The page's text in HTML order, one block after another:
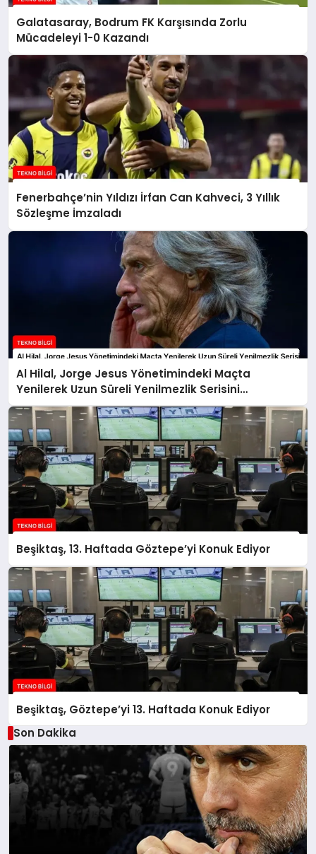
Galatasaray, Bodrum FK Karşısında Zorlu
Mücadeleyi 1-0 Kazandı
Fenerbahçe’nin Yıldızı İrfan Can Kahveci, 3 Yıllık
Sözleşme İmzaladı
Al Hilal, Jorge Jesus Yönetimindeki Maçta
Yenilerek Uzun Süreli Yenilmezlik Serisini
Sonlandırdı
Beşiktaş, 13. Haftada Göztepe’yi Konuk Ediyor
Beşiktaş, Göztepe’yi 13. Haftada Konuk Ediyor
Son Dakika